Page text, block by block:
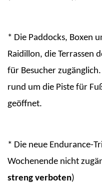
* Die Paddocks, Boxen
Raidillon, die Terrassen
für Besucher
rund um die Piste für
geöffnet.
* Die neue Endurance-
Wochenende nicht
streng verboten)